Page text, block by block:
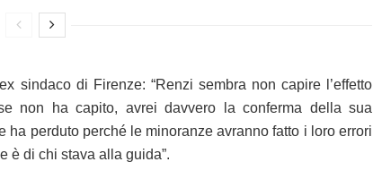
sindaco di Firenze: “Renzi sembra non capire l’effetto
non ha capito, avrei davvero la conferma della sua
ha perduto perché le minoranze avranno fatto i loro errori
è di chi stava alla guida”.